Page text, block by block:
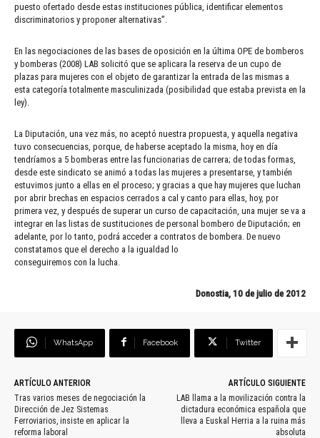
puesto ofertado desde estas instituciones pública, identificar elementos
discriminatorios y proponer alternativas”.
En las negociaciones de las bases de oposición en la última OPE de bomberos
y bomberas (2008) LAB solicitó que se aplicara la reserva de un cupo de
plazas para mujeres con el objeto de garantizar la entrada de las mismas a
esta categoría totalmente masculinizada (posibilidad que estaba prevista en la
ley).
La Diputación, una vez más, no aceptó nuestra propuesta, y aquella negativa
tuvo consecuencias, porque, de haberse aceptado la misma, hoy en día
tendríamos a 5 bomberas entre las funcionarias de carrera; de todas formas,
desde este sindicato se animó a todas las mujeres a presentarse, y también
estuvimos junto a ellas en el proceso; y gracias a que hay mujeres que luchan
por abrir brechas en espacios cerrados a cal y canto para ellas, hoy, por
primera vez, y después de superar un curso de capacitación, una mujer se va a
integrar en las listas de sustituciones de personal bombero de Diputación; en
adelante, por lo tanto, podrá acceder a contratos de bombera. De nuevo
constatamos que el derecho a la igualdad lo
conseguiremos con la lucha.
Donostia, 10 de julio de 2012
WhatsApp Facebook Twitter
ARTÍCULO ANTERIOR
Tras varios meses de negociación la
Dirección de Jez Sistemas
Ferroviarios, insiste en aplicar la
reforma laboral
ARTÍCULO SIGUIENTE
LAB llama a la movilización contra la
dictadura económica española que
lleva a Euskal Herria a la ruina más
absoluta